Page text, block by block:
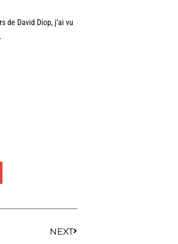
de David Diop, j’ai vu
NEXT